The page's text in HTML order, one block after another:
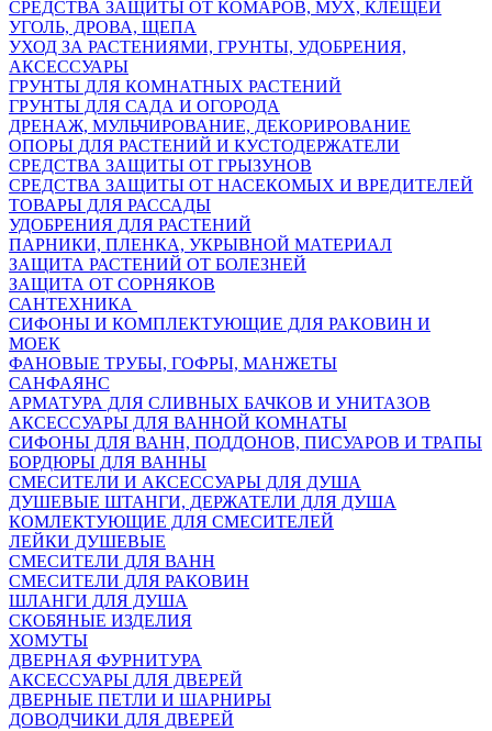
СРЕДСТВА ЗАЩИТЫ ОТ КОМАРОВ, МУХ, КЛЕЩЕЙ
УГОЛЬ, ДРОВА, ЩЕПА
УХОД ЗА РАСТЕНИЯМИ, ГРУНТЫ, УДОБРЕНИЯ,
АКСЕССУАРЫ
ГРУНТЫ ДЛЯ КОМНАТНЫХ РАСТЕНИЙ
ГРУНТЫ ДЛЯ САДА И ОГОРОДА
ДРЕНАЖ, МУЛЬЧИРОВАНИЕ, ДЕКОРИРОВАНИЕ
ОПОРЫ ДЛЯ РАСТЕНИЙ И КУСТОДЕРЖАТЕЛИ
СРЕДСТВА ЗАЩИТЫ ОТ ГРЫЗУНОВ
СРЕДСТВА ЗАЩИТЫ ОТ НАСЕКОМЫХ И ВРЕДИТЕЛЕЙ
ТОВАРЫ ДЛЯ РАССАДЫ
УДОБРЕНИЯ ДЛЯ РАСТЕНИЙ
ПАРНИКИ, ПЛЕНКА, УКРЫВНОЙ МАТЕРИАЛ
ЗАЩИТА РАСТЕНИЙ ОТ БОЛЕЗНЕЙ
ЗАЩИТА ОТ СОРНЯКОВ
САНТЕХНИКА
СИФОНЫ И КОМПЛЕКТУЮЩИЕ ДЛЯ РАКОВИН И
МОЕК
ФАНОВЫЕ ТРУБЫ, ГОФРЫ, МАНЖЕТЫ
САНФАЯНС
АРМАТУРА ДЛЯ СЛИВНЫХ БАЧКОВ И УНИТАЗОВ
АКСЕССУАРЫ ДЛЯ ВАННОЙ КОМНАТЫ
СИФОНЫ ДЛЯ ВАНН, ПОДДОНОВ, ПИСУАРОВ И ТРАПЫ
БОРДЮРЫ ДЛЯ ВАННЫ
СМЕСИТЕЛИ И АКСЕССУАРЫ ДЛЯ ДУША
ДУШЕВЫЕ ШТАНГИ, ДЕРЖАТЕЛИ ДЛЯ ДУША
КОМЛЕКТУЮЩИЕ ДЛЯ СМЕСИТЕЛЕЙ
ЛЕЙКИ ДУШЕВЫЕ
СМЕСИТЕЛИ ДЛЯ ВАНН
СМЕСИТЕЛИ ДЛЯ РАКОВИН
ШЛАНГИ ДЛЯ ДУША
СКОБЯНЫЕ ИЗДЕЛИЯ
ХОМУТЫ
ДВЕРНАЯ ФУРНИТУРА
АКСЕССУАРЫ ДЛЯ ДВЕРЕЙ
ДВЕРНЫЕ ПЕТЛИ И ШАРНИРЫ
ДОВОДЧИКИ ДЛЯ ДВЕРЕЙ